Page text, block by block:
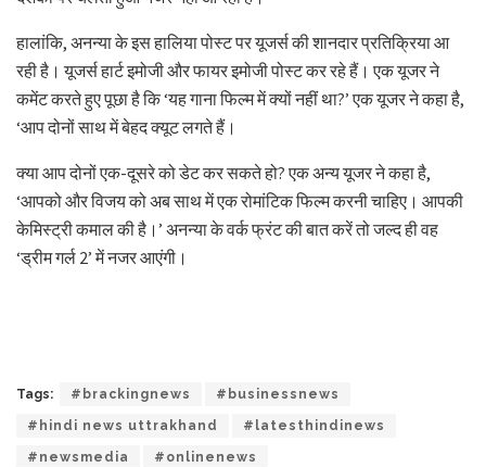
हालांकि, अनन्या के इस हालिया पोस्ट पर यूजर्स की शानदार प्रतिक्रिया आ
रही है। यूजर्स हार्ट इमोजी और फायर इमोजी पोस्ट कर रहे हैं। एक यूजर ने
कमेंट करते हुए पूछा है कि ‘यह गाना फिल्म में क्यों नहीं था?’ एक यूजर ने कहा है,
‘आप दोनों साथ में बेहद क्यूट लगते हैं।
क्या आप दोनों एक-दूसरे को डेट कर सकते हो? एक अन्य यूजर ने कहा है,
‘आपको और विजय को अब साथ में एक रोमांटिक फिल्म करनी चाहिए। आपकी
केमिस्ट्री कमाल की है।’ अनन्या के वर्क फ्रंट की बात करें तो जल्द ही वह
‘ड्रीम गर्ल 2’ में नजर आएंगी।
Tags: #brackingnews #businessnews
#hindi news uttrakhand #latesthindinews
#newsmedia #onlinenews